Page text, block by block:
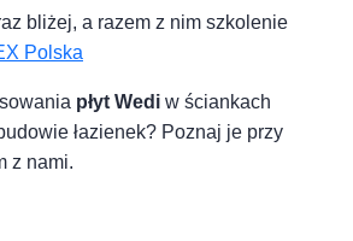
bliżej, a razem z nim szkolenie
Polska
płyt Wedi w ściankach
łazienek? Poznaj je przy
z nami.